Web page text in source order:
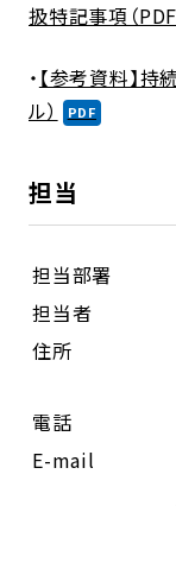
扱特記事項（PDF
・ 【参考資料】持
ル）
担当
担当部署
担当者
住所
電話
E-mail